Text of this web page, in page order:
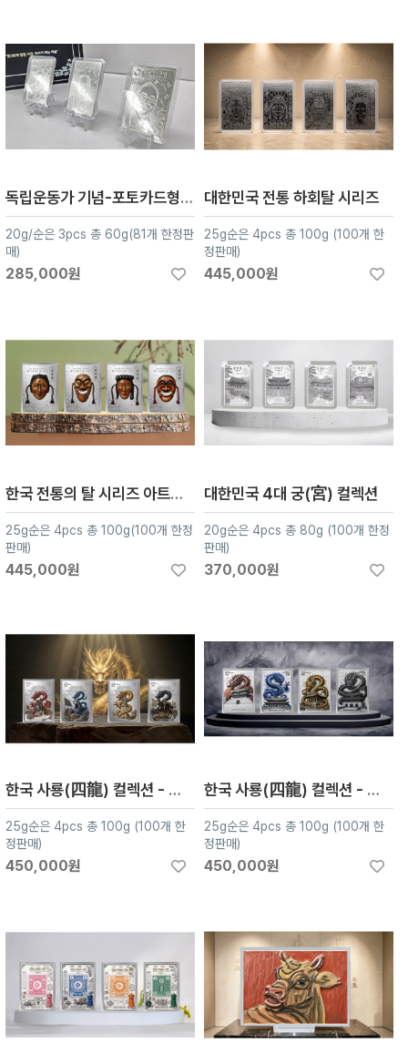
독립운동가 기념-포토카드형 아트실버 3종
20g/순은 3pcs 총 60g(81개 한정판
매)
285,000원
대한민국 전통 하회탈 시리즈
25g순은 4pcs 총 100g (100개 한
정판매)
445,000원
한국 전통의 탈 시리즈 아트실버 4종
25g순은 4pcs 총 100g(100개 한정
판매)
445,000원
대한민국 4대 궁(宮) 컬렉션
20g순은 4pcs 총 80g (100개 한정
판매)
370,000원
한국 사룡(四龍) 컬렉션 - 영웅편
25g순은 4pcs 총 100g (100개 한
정판매)
450,000원
한국 사룡(四龍) 컬렉션 - 고궁편
25g순은 4pcs 총 100g (100개 한
정판매)
450,000원